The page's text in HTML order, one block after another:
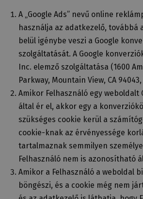
A „Google Ads” nevű online
használja az adatkezelő, továbbá
belül igénybe veszi a Google
szolgáltatását. A Google
Inc. elemző szolgáltatása (1600
Parkway, Mountain View, CA 94043,
Amikor Felhasználó egy weboldalt
által ér el, akkor egy a
szükséges cookie kerül a
cookie-knak az érvényessége
tartalmaznak semmilyen
Felhasználó nem is azonosítható
Amikor a Felhasználó a weboldal
böngészi, és a cookie még nem